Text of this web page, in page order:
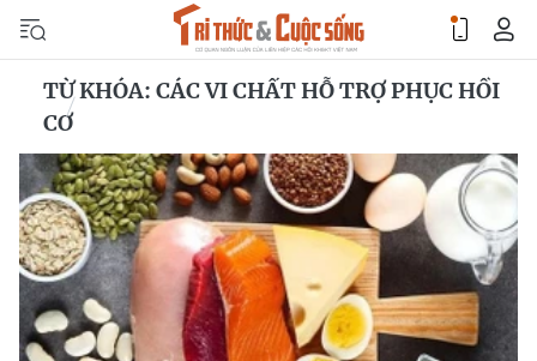
TỪ KHÓA: CÁC VI CHẤT HỖ TRỢ PHỤC HỒI
CƠ